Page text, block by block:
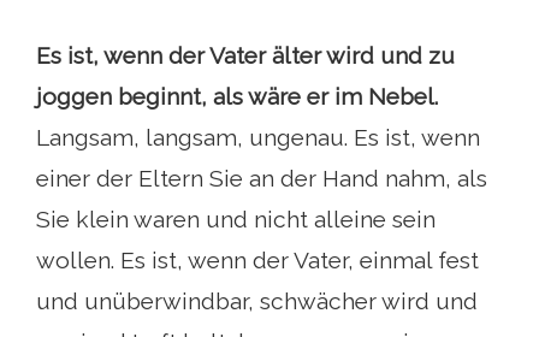
Es ist, wenn der Vater älter wird und zu
joggen beginnt, als wäre er im Nebel.
Langsam, langsam, ungenau. Es ist, wenn
einer der Eltern Sie an der Hand nahm, als
Sie klein waren und nicht alleine sein
wollen. Es ist, wenn der Vater, einmal fest
und unüberwindbar, schwächer wird und